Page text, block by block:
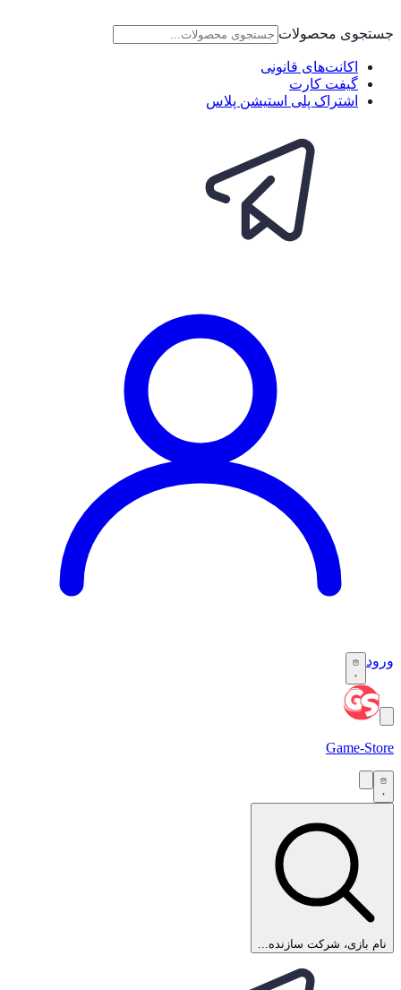
جستجوی محصولات
اکانت‌های قانونی
گیفت کارت
اشتراک پلی استیشن پلاس
ورود
۰
Game-Store
۰
نام بازی، شرکت سازنده...